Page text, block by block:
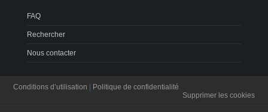
FAQ
Rechercher
Nous contacter
Conditions d’utilisation
Politique de confidentialité
Supprimer les cookies